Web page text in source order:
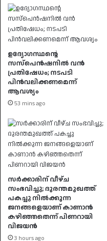
ഉദ്യോഗസ്ഥൻ്റെ
സസ്പെൻഷനിൽ വൻ
പ്രതിഷേധം; നടപടി
പിൻവലിക്കണമെന്ന്
ആവശ്യം
53 mins ago
സർക്കാരിന് വീഴ്ച
സംഭവിച്ചു; ദുരന്തമുഖത്ത്
പകച്ചു നിൽക്കുന്ന
ജനങ്ങളെയാണ് കാണാൻ
കഴിഞ്ഞതെന്ന് പിണറായി
വിജയൻ
3 hours ago